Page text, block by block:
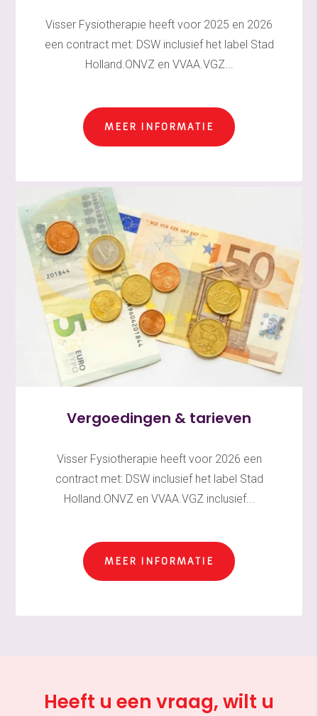
Visser Fysiotherapie heeft voor 2025 en 2026
een contract met: DSW inclusief het label Stad
Holland.ONVZ en VVAA.VGZ...
MEER INFORMATIE
Vergoedingen & tarieven
Visser Fysiotherapie heeft voor 2026 een
contract met: DSW inclusief het label Stad
Holland.ONVZ en VVAA.VGZ inclusief...
MEER INFORMATIE
Heeft u een vraag, wilt u